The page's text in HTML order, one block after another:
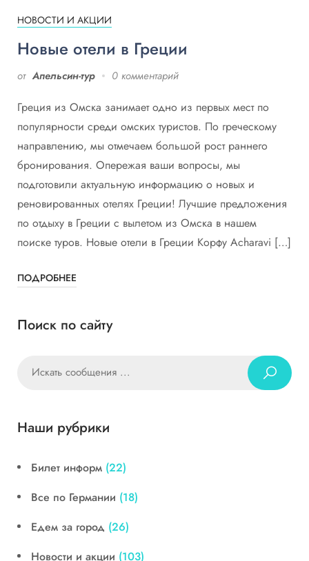
НОВОСТИ И АКЦИИ
Новые отели в Греции
от Апельсин-тур 0 комментарий
Греция из Омска занимает одно из первых мест по
популярности среди омских туристов. По греческому
направлению, мы отмечаем большой рост раннего
бронирования. Опережая ваши вопросы, мы
подготовили актуальную информацию о новых и
реновированных отелях Греции! Лучшие предложения
по отдыху в Греции с вылетом из Омска в нашем
поиске туров. Новые отели в Греции Корфу Acharavi […]
ПОДРОБНЕЕ
Поиск по сайту
Наши рубрики
Билет информ (22)
Все по Германии (18)
Едем за город (26)
Новости и акции (103)